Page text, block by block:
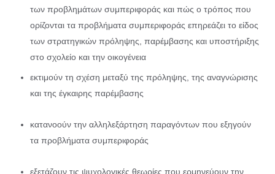
των προβλημάτων συμπεριφοράς και πώς ο τρόπος που
ορίζονται τα προβλήματα συμπεριφοράς επηρεάζει το είδος
των στρατηγικών πρόληψης, παρέμβασης και υποστήριξης
στο σχολείο και την οικογένεια
εκτιμούν τη σχέση μεταξύ της πρόληψης, της αναγνώρισης
και της έγκαιρης παρέμβασης
κατανοούν την αλληλεξάρτηση παραγόντων που εξηγούν
τα προβλήματα συμπεριφοράς
εξετάζουν τις ψυχολογικές θεωρίες που ερμηνεύουν την